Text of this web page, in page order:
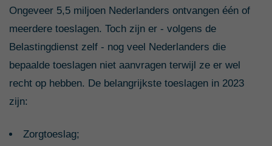
Ongeveer 5,5 miljoen Nederlanders ontvangen één of
meerdere toeslagen. Toch zijn er - volgens de
Belastingdienst zelf - nog veel Nederlanders die
bepaalde toeslagen niet aanvragen terwijl ze er wel
recht op hebben. De belangrijkste toeslagen in 2023
zijn:
Zorgtoeslag;